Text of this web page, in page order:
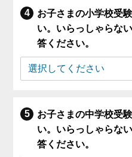
お子さまの小学校受
い。いらっしゃらな
答ください。
お子さまの中学校受
い。いらっしゃらな
答ください。